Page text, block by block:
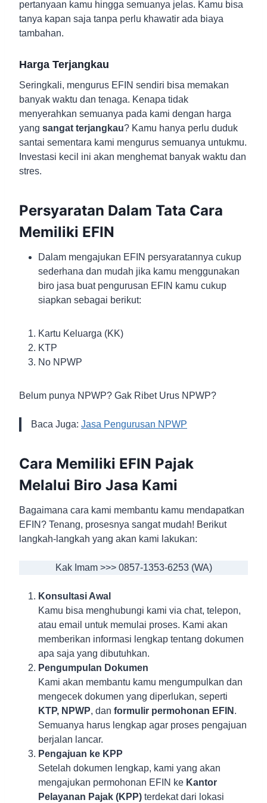
pertanyaan kamu hingga semuanya jelas. Kamu bisa
tanya kapan saja tanpa perlu khawatir ada biaya
tambahan.
Harga Terjangkau
Seringkali, mengurus EFIN sendiri bisa memakan
banyak waktu dan tenaga. Kenapa tidak
menyerahkan semuanya pada kami dengan harga
yang sangat terjangkau? Kamu hanya perlu duduk
santai sementara kami mengurus semuanya untukmu.
Investasi kecil ini akan menghemat banyak waktu dan
stres.
Persyaratan Dalam Tata Cara
Memiliki EFIN
Dalam mengajukan EFIN persyaratannya cukup
sederhana dan mudah jika kamu menggunakan
biro jasa buat pengurusan EFIN kamu cukup
siapkan sebagai berikut:
Kartu Keluarga (KK)
KTP
No NPWP
Belum punya NPWP? Gak Ribet Urus NPWP?
Baca Juga: Jasa Pengurusan NPWP
Cara Memiliki EFIN Pajak
Melalui Biro Jasa Kami
Bagaimana cara kami membantu kamu mendapatkan
EFIN? Tenang, prosesnya sangat mudah! Berikut
langkah-langkah yang akan kami lakukan:
Kak Imam >>> 0857-1353-6253 (WA)
Konsultasi Awal
Kamu bisa menghubungi kami via chat, telepon,
atau email untuk memulai proses. Kami akan
memberikan informasi lengkap tentang dokumen
apa saja yang dibutuhkan.
Pengumpulan Dokumen
Kami akan membantu kamu mengumpulkan dan
mengecek dokumen yang diperlukan, seperti
KTP, NPWP, dan formulir permohonan EFIN .
Semuanya harus lengkap agar proses pengajuan
berjalan lancar.
Pengajuan ke KPP
Setelah dokumen lengkap, kami yang akan
mengajukan permohonan EFIN ke Kantor
Pelayanan Pajak (KPP) terdekat dari lokasi